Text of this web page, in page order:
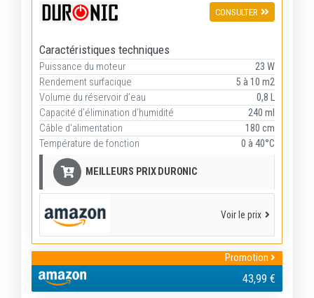
CONSULTER
Caractéristiques techniques
Puissance du moteur
23 W
Rendement surfacique
5 à 10 m2
Volume du réservoir d’eau
0,8 L
Capacité d’élimination d’humidité
240 ml
Câble d'alimentation
180 cm
Température de fonction
0 à 40°C
MEILLEURS PRIX DURONIC
Voir le prix
Promotion
43,99 €